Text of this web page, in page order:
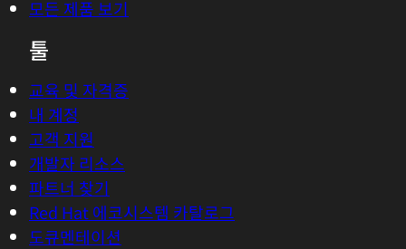
모든 제품 보기
툴
교육 및 자격증
내 계정
고객 지원
개발자 리소스
파트너 찾기
Red Hat 에코시스템 카탈로그
도큐멘테이션